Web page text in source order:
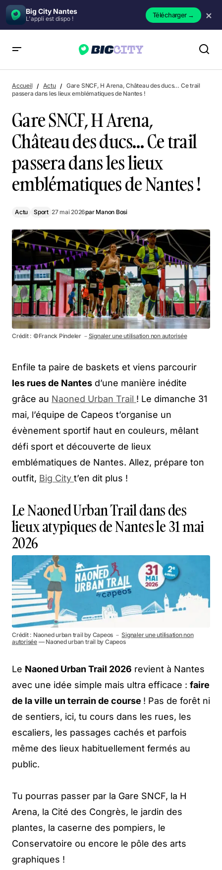
Big City Nantes
L'appli est dispo ! Télécharger→ ×
les lieux emblématiques de Nantes !
Accueil Actu
Gare SNCF, H Arena, Château des ducs… Ce trail
passera dans les lieux emblématiques de Nantes !
Gare SNCF, H Arena,
Château des ducs… Ce trail
passera dans les lieux
emblématiques de Nantes !
Actu Sport 27 mai 2026par Manon Bosi
Crédit : ©Franck Pindeler － Signaler une utilisation non autorisée
Enfile ta paire de baskets et viens parcourir
les rues de Nantes d’une manière inédite
grâce au Naoned Urban Trail ! Le dimanche 31
mai, l’équipe de Capeos t’organise un
évènement sportif haut en couleurs, mêlant
défi sport et découverte de lieux
emblématiques de Nantes. Allez, prépare ton
outfit, Big City t’en dit plus !
Le Naoned Urban Trail dans des
lieux atypiques de Nantes le 31 mai
2026
Crédit : Naoned urban trail by Capeos －Signaler une utilisation non
autorisée— Naoned urban trail by Capeos
Le Naoned Urban Trail 2026 revient à Nantes
avec une idée simple mais ultra efficace : faire
de la ville un terrain de course ! Pas de forêt ni
de sentiers, ici, tu cours dans les rues, les
escaliers, les passages cachés et parfois
même des lieux habituellement fermés au
public.
Tu pourras passer par la Gare SNCF, la H
Arena, la Cité des Congrès, le jardin des
plantes, la caserne des pompiers, le
Conservatoire ou encore le pôle des arts
graphiques !